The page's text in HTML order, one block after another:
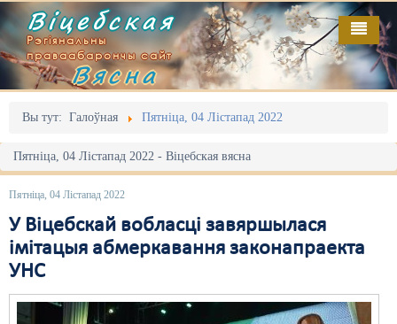
Віцебская
Рэгіянальны
праваабарончы сайт
Вясна
Вы тут: Галоўная Пятніца, 04 Лістапад 2022
Пятніца, 04 Лістапад 2022 - Віцебская вясна
Пятніца, 04 Лістапад 2022
У Віцебскай вобласці завяршылася
імітацыя абмеркавання законапраекта
УНС
Галоўная
Адміністрацыйны перасьлед
Акцыі
Выбары
Грамадзянскія ініцыятывы
Дзяржава
Выданьні
Відэа
Пра нас
RSS